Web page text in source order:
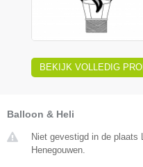
BEKIJK VOLLEDIG
Balloon & Heli
Niet gevestigd in de plaats
Henegouwen.